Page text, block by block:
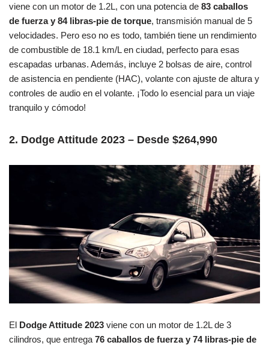
viene con un motor de 1.2L, con una potencia de 83 caballos
de fuerza y 84 libras-pie de torque, transmisión manual de 5
velocidades. Pero eso no es todo, también tiene un rendimiento
de combustible de 18.1 km/L en ciudad, perfecto para esas
escapadas urbanas. Además, incluye 2 bolsas de aire, control
de asistencia en pendiente (HAC), volante con ajuste de altura y
controles de audio en el volante. ¡Todo lo esencial para un viaje
tranquilo y cómodo!
2. Dodge Attitude 2023 – Desde $264,990
El Dodge Attitude 2023 viene con un motor de 1.2L de 3
cilindros, que entrega76 caballos de fuerza y 74 libras-pie de